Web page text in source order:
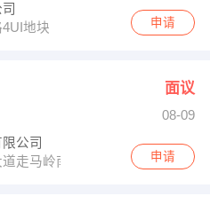
地块
申请
面议
08-09
公司
走马岭南十三支沟
申请